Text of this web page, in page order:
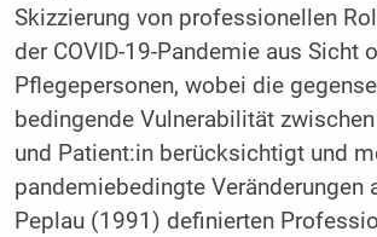
Skizzierung von professionellen
der COVID-19-Pandemie aus Sicht
Pflegepersonen, wobei die
bedingende Vulnerabilität
und Patient:in berücksichtigt und
pandemiebedingte Veränderungen
Peplau (1991) definierten